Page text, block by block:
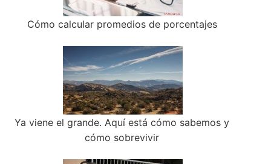
Cómo calcular promedios de porcentajes
Ya viene el grande. Aquí está cómo sabemos y
cómo sobrevivir